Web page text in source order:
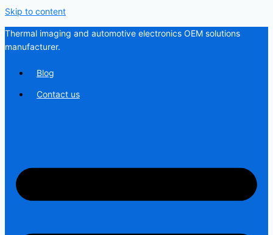
Skip to content
Thermal imaging and automotive electronics OEM solutions
manufacturer.
Blog
Contact us